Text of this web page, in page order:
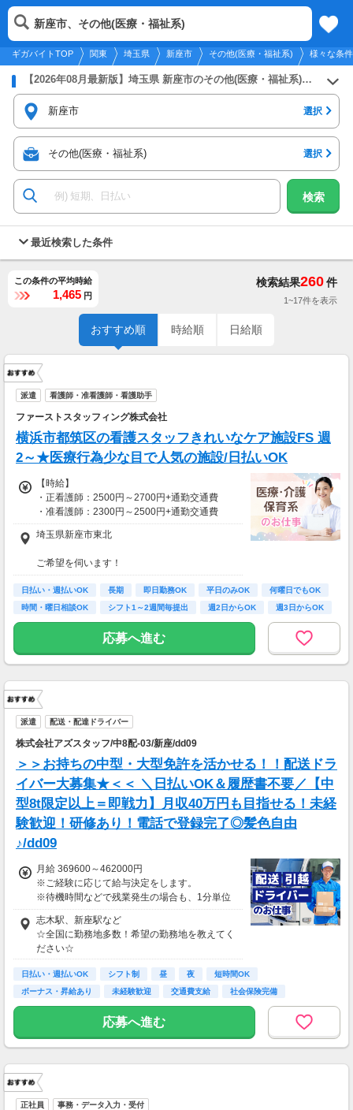
2026年8月10日更新
関東
メニュー
ギガバイトTOP 関東 埼玉県 新座市 その他(医療・福祉系) 様々な条
新座市、その他(医療・福祉系)
【2026年08月最新版】埼玉県 新座市のその他(医療・福祉系)のバイト・アルバイト・パートの求人募集情報
新座市 選択
その他(医療・福祉系) 選択
検索
最近検索した条件
この条件の平均時給
1,465 円
検索結果260件
1~17件を表示
おすすめ順 時給順 日給順
派遣 看護師・准看護師・看護助手
ファーストスタッフィング株式会社
横浜市都筑区の看護スタッフきれいなケア施設FS 週
2～★医療行為少な目で人気の施設/日払いOK
【時給】
・正看護師：2500円～2700円+通勤交通費
・准看護師：2300円～2500円+通勤交通費
*＊嬉しい日払いOK*
研修期間も給与変動なし！
【月収例】
しっかり働く！週5フルタイムの場合
時給2300円×1日8時間×月22日＝40万4,800円
時給2700円×1日8時間×月22日＝47万5,200円
仕事以外の時間も確保＊週3日勤務の場合
時給2300円×1日8時間×月12日＝22万800円
時給2700円×1日8時間×月12日＝25万9,200円
埼玉県新座市東北
ご希望を伺います！
※受動喫煙対策有（屋内禁煙）
車・バイク・自転車での通勤もOK
※規定があるので、ご希望の方はご相談くださ
い＊
日払い・週払いOK 長期 即日勤務OK 平日のみOK
何曜日でもOK
時間・曜日相談OK
シフト1～2週間毎提出 週2日からOK 週3日からOK
応募へ進む
派遣 配送・配達ドライバー
株式会社アズスタッフ/中8配-03/新座/dd09
＞＞お持ちの中型・大型免許を活かせる！！配送ドラ
イバー大募集★＜＜ ＼日払いOK＆履歴書不要／【中
型8t限定以上＝即戦力】月収40万円も目指せる！未経
験歓迎！研修あり！電話で登録完了◎髪色自由
♪/dd09
月給 369600～462000円
※ご経験に応じて給与決定をします。
※待機時間などで残業発生の場合も、1分単位
で残業代をお支払いします！
※研修・研修時給については面談時にお伝えし
ます
＊交通費一部支給（案件による）
志木駅、新座駅など
☆全国に勤務地多数！希望の勤務地を教えてく
ださい☆
日払い・週払いOK シフト制 昼 夜
短時間OK
ボーナス・昇給あり
未経験歓迎 交通費支給 社会保険完備
応募へ進む
正社員 事務・データ入力・受付